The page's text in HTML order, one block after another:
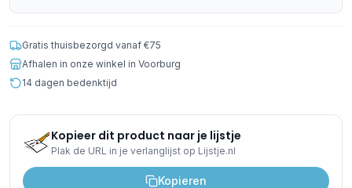
Gratis thuisbezorgd vanaf €75
Afhalen in onze winkel in Voorburg
14 dagen bedenktijd
Kopieer dit product naar je lijstje
Plak de URL in je verlanglijst op Lijstje.nl
Kopieren